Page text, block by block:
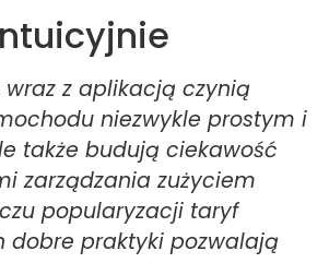
wraz z aplikacją czynią
niezwykle prostym i
także budują ciekawość
zarządzania zużyciem
popularyzacji taryf
dobre praktyki pozwalają